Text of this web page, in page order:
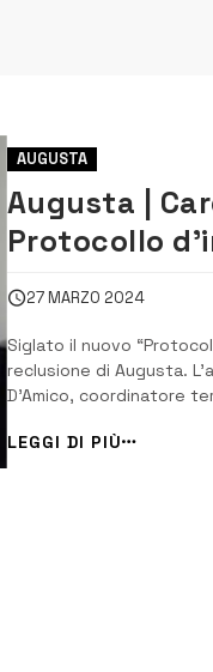
AUGUSTA
Augusta |
Protocollo
27 MARZO 2024
Siglato il nuovo
reclusione di Augusta.
D’Amico, coordinatore
Butera e Uspp Salvatore
il Protocollo sono scrit...
LEGGI DI PIÙ